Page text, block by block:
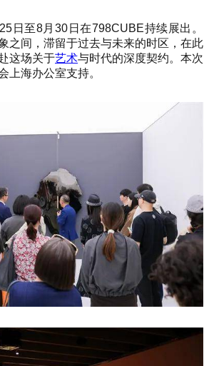
日至8月30日在798CUBE持续展出。
之间，滞留于过去与未来的时区，在此
这场关于艺术与时代的深度契约。本次
上海办公室支持。